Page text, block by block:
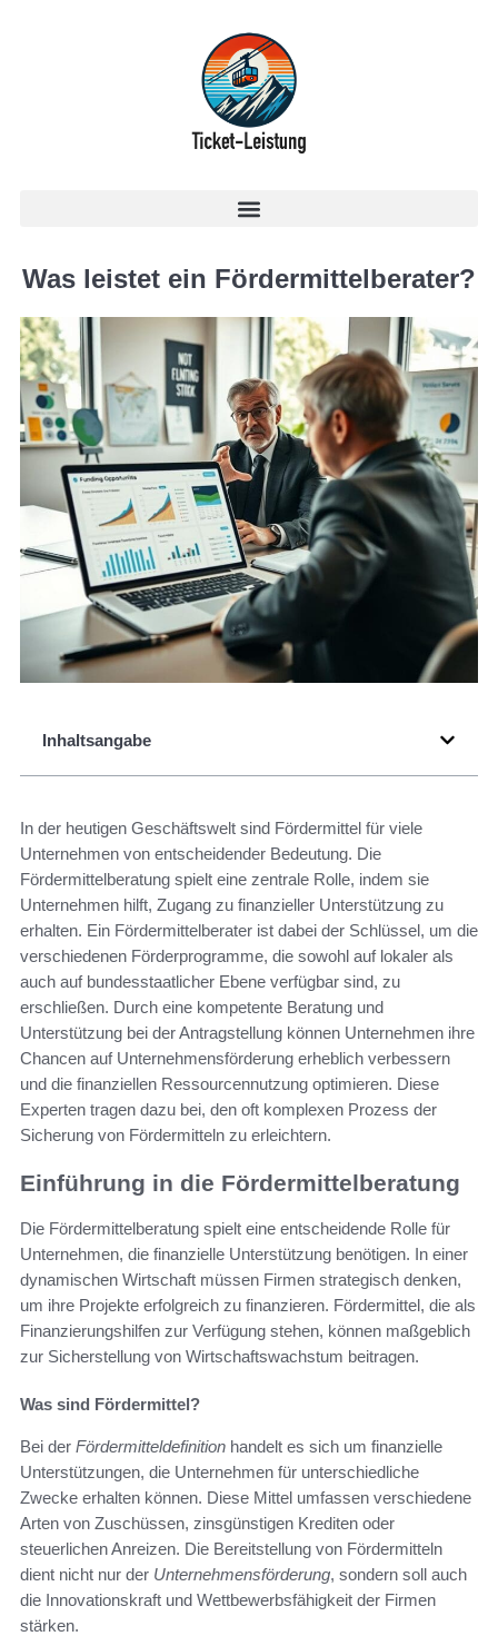
Was leistet ein Fördermittelberater?
Inhaltsangabe
In der heutigen Geschäftswelt sind Fördermittel für viele
Unternehmen von entscheidender Bedeutung. Die
Fördermittelberatung spielt eine zentrale Rolle, indem sie
Unternehmen hilft, Zugang zu finanzieller Unterstützung zu
erhalten. Ein Fördermittelberater ist dabei der Schlüssel, um die
verschiedenen Förderprogramme, die sowohl auf lokaler als
auch auf bundesstaatlicher Ebene verfügbar sind, zu
erschließen. Durch eine kompetente Beratung und
Unterstützung bei der Antragstellung können Unternehmen ihre
Chancen auf Unternehmensförderung erheblich verbessern
und die finanziellen Ressourcennutzung optimieren. Diese
Experten tragen dazu bei, den oft komplexen Prozess der
Sicherung von Fördermitteln zu erleichtern.
Einführung in die Fördermittelberatung
Die Fördermittelberatung spielt eine entscheidende Rolle für
Unternehmen, die finanzielle Unterstützung benötigen. In einer
dynamischen Wirtschaft müssen Firmen strategisch denken,
um ihre Projekte erfolgreich zu finanzieren. Fördermittel, die als
Finanzierungshilfen zur Verfügung stehen, können maßgeblich
zur Sicherstellung von Wirtschaftswachstum beitragen.
Was sind Fördermittel?
Bei der Fördermitteldefinition handelt es sich um finanzielle
Unterstützungen, die Unternehmen für unterschiedliche
Zwecke erhalten können. Diese Mittel umfassen verschiedene
Arten von Zuschüssen, zinsgünstigen Krediten oder
steuerlichen Anreizen. Die Bereitstellung von Fördermitteln
dient nicht nur der Unternehmensförderung, sondern soll auch
die Innovationskraft und Wettbewerbsfähigkeit der Firmen
stärken.